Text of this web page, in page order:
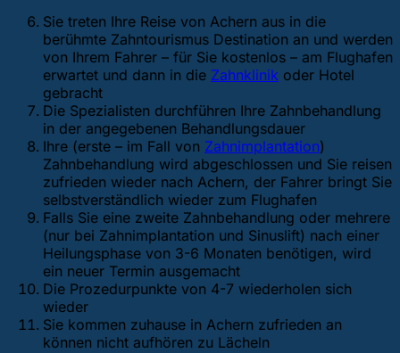
Sie treten Ihre Reise von Achern aus in die
berühmte Zahntourismus Destination an und werden
von Ihrem Fahrer – für Sie kostenlos – am Flughafen
erwartet und dann in die Zahnklinik oder Hotel
gebracht
Die Spezialisten durchführen Ihre Zahnbehandlung
in der angegebenen Behandlungsdauer
Ihre (erste – im Fall von Zahnimplantation)
Zahnbehandlung wird abgeschlossen und Sie reisen
zufrieden wieder nach Achern, der Fahrer bringt Sie
selbstverständlich wieder zum Flughafen
Falls Sie eine zweite Zahnbehandlung oder mehrere
(nur bei Zahnimplantation und Sinuslift) nach einer
Heilungsphase von 3-6 Monaten benötigen, wird
ein neuer Termin ausgemacht
Die Prozedurpunkte von 4-7 wiederholen sich
wieder
Sie kommen zuhause in Achern zufrieden an
können nicht aufhören zu Lächeln